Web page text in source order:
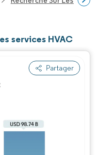
services HVAC
Partager